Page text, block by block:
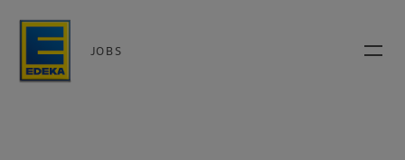
JOBS